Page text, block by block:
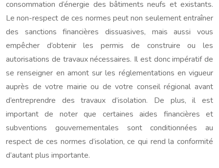
consommation d’énergie des bâtiments neufs et existants.
Le non-respect de ces normes peut non seulement entraîner
des sanctions financières dissuasives, mais aussi vous
empêcher d’obtenir les permis de construire ou les
autorisations de travaux nécessaires. Il est donc impératif de
se renseigner en amont sur les réglementations en vigueur
auprès de votre mairie ou de votre conseil régional avant
d’entreprendre des travaux d’isolation. De plus, il est
important de noter que certaines aides financières et
subventions gouvernementales sont conditionnées au
respect de ces normes d’isolation, ce qui rend la conformité
d’autant plus importante.